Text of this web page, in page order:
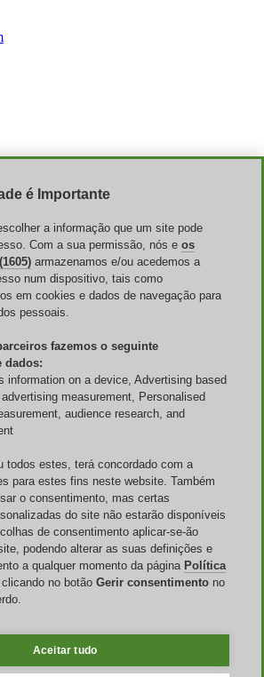
pelo TIKATO ©2013-2026. Todos os
é Importante
a informação que um site pode
Com a sua permissão, nós e os
armazenamos e/ou acedemos a
num dispositivo, tais como
em cookies e dados de navegação para
pessoais.
fazemos o seguinte
dados:
information on a device, Advertising based
measurement, Personalised
audience research, and
todos estes, terá concordado com a
para estes fins neste website. Também
o consentimento, mas certas
do site não estarão disponíveis
de consentimento aplicar-se-ão
podendo alterar as suas definições e
a qualquer momento da página Política
no botão Gerir consentimento no
Aceitar tudo